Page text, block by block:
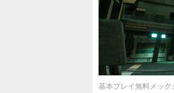
基本プレイ無料メッ